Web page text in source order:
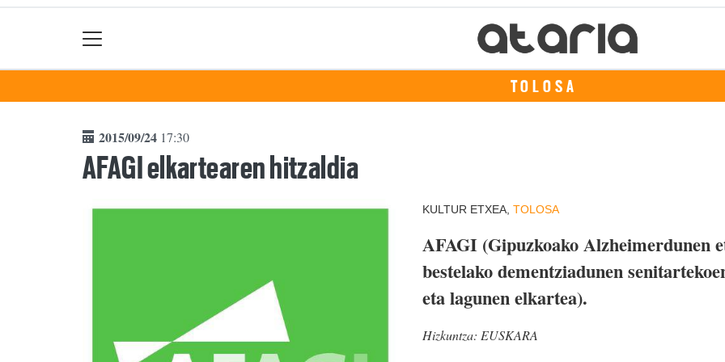
TOLOSA
2015/09/24 17:30
AFAGI elkartearen hitzaldia
KULTUR ETXEA, TOLOSA
AFAGI (Gipuzkoako Alzheimerdunen
bestelako dementziadunen
eta lagunen elkartea).
Hizkuntza: EUSKARA